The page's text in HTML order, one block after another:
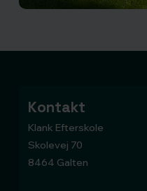
Kontakt
Klank Efterskole
Skolevej 70
8464 Galten